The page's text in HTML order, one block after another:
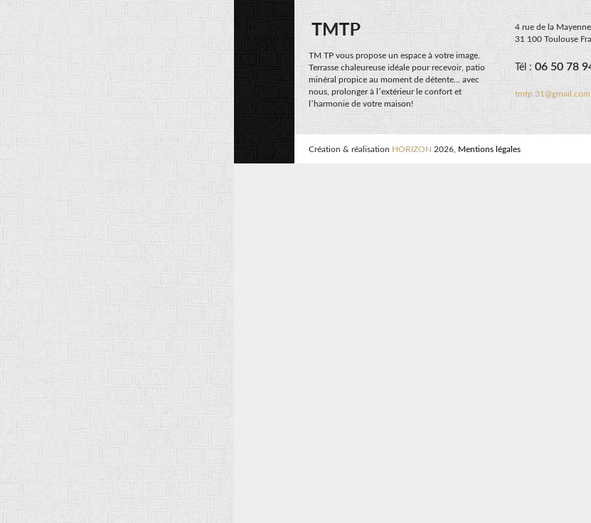
TM TP vous propose un espace à votre image.
Terrasse chaleureuse idéale pour recevoir, patio
minéral propice au moment de détente… avec
nous, prolonger à l’extérieur le confort et
l’harmonie de votre maison!
4 rue de la Mayenne
31 100 Toulouse
Tél : 06 50 78
tmtp.31@gmail.com
Création & réalisation HORIZON 2026, Mentions légales